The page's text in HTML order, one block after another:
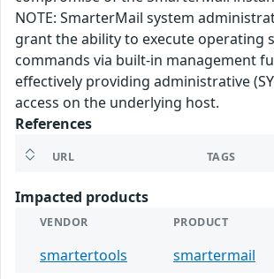
NOTE: SmarterMail system
grant the ability to execute operating
commands via built-in management
effectively providing administrative
access on the underlying host.
References
URL TAGS
Impacted products
VENDOR PRODUCT
smartertools smartermail